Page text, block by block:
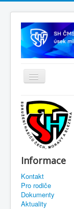
Informace
Kontakt
Pro rodiče
Dokumenty
Aktuality